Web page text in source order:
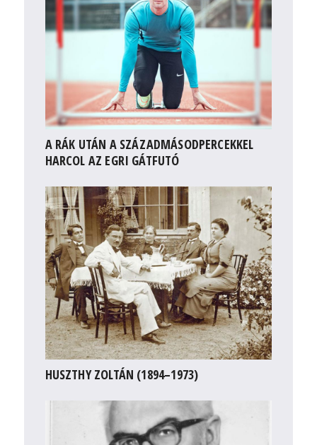
A RÁK UTÁN A SZÁZADMÁSODPERCEKKEL
HARCOL AZ EGRI GÁTFUTÓ
HUSZTHY ZOLTÁN (1894–1973)